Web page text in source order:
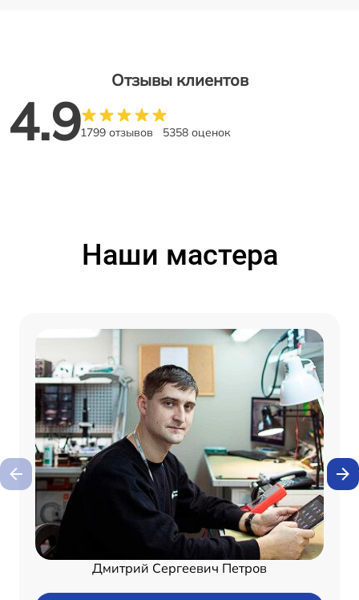
Отзывы клиентов
4.91799 отзывов 5358 оценок
Наши мастера
Дмитрий Сергеевич Петров